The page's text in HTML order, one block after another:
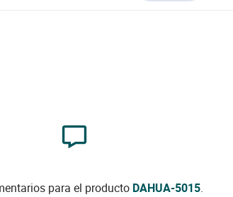
para el producto DAHUA-5015.